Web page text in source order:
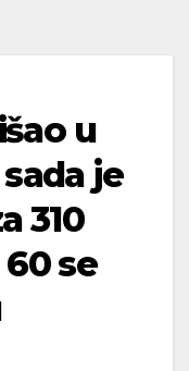
u
je
310
se